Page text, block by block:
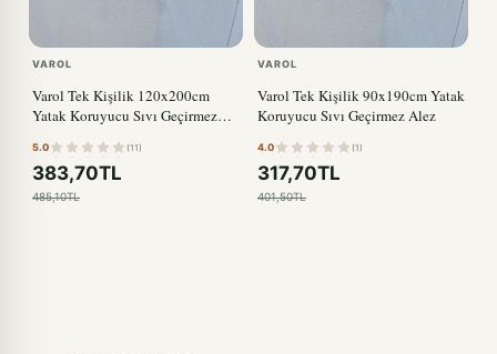
VAROL
Varol Tek Kişilik 120x200cm
Yatak Koruyucu Sıvı Geçirmez
5.0 (11)
383,70TL
485,10TL
VAROL
Varol Tek Kişilik 90x190cm Yatak
Koruyucu Sıvı Geçirmez Alez
4.0 (1)
317,70TL
401,50TL